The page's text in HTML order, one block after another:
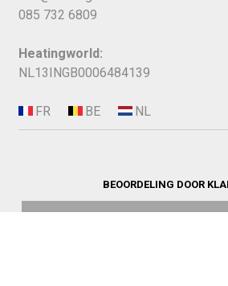
085 732 6809
Heatingworld:
NL13INGB0006484139
BEOORDELING DOOR